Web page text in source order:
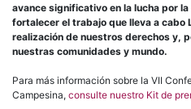
avance significativo en la lucha por
fortalecer el trabajo que lleva a cabo
realización de nuestros derechos y,
nuestras comunidades y mundo.
Para más información sobre la VII
Campesina, consulte nuestro Kit de